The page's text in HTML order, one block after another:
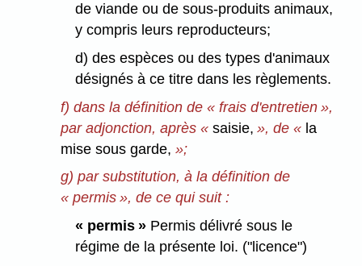
de viande ou de sous-produits animaux,
y compris leurs reproducteurs;
d) des espèces ou des types d'animaux
désignés à ce titre dans les règlements.
f) dans la définition de « frais d'entretien »,
par adjonction, après «saisie, », de « la
mise sous garde,»;
g) par substitution, à la définition de
« permis », de ce qui suit :
« permis »Permis délivré sous le
régime de la présente loi. ("licence")